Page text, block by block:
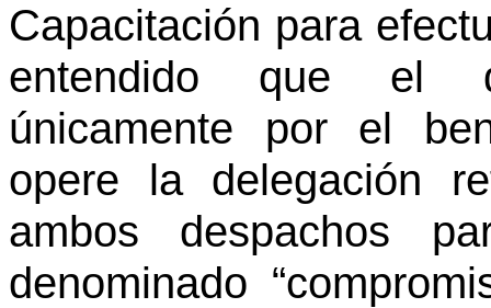
Capacitación para
entendido que el
únicamente por el
opere la delegación
ambos despachos
denominado